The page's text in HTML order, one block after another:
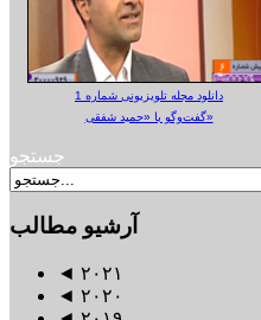
دانلود مجله تلویزیونی شماره 1
گفت‌وگو با «حمید شفقی»
جستجو
آرشیو مطالب
◄ ۲۰۲۱
◄ ۲۰۲۰